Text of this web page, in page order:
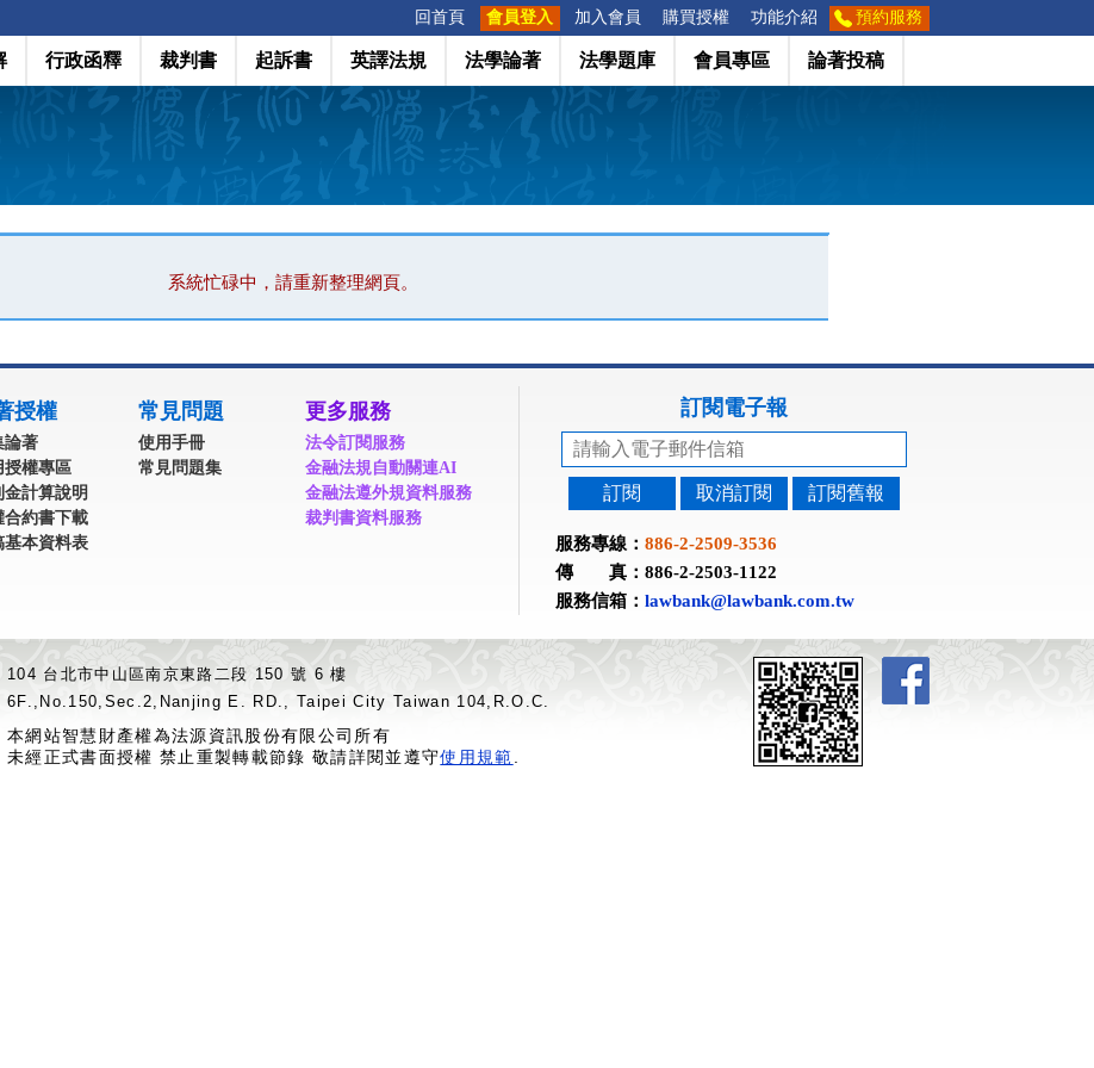
回首頁 會員登入 加入會員 購買授權 功能介紹 預約服務
行政函釋 裁判書 起訴書 英譯法規 法學論著 法學題庫 會員專區 論著投稿
系統忙碌中，請重新整理網頁。
授權
論著
授權專區
金計算說明
合約書下載
基本資料表
常見問題
使用手冊
常見問題集
更多服務
法令訂閱服務
金融法規自動關連AI
金融法遵外規資料服務
裁判書資料服務
訂閱電子報
訂閱 取消訂閱 訂閱舊報
服務專線： 886-2-2509-3536
傳 真：886-2-2503-1122
服務信箱： lawbank@lawbank.com.tw
104 台北市中山區南京東路二段 150 號 6 樓
6F.,No.150,Sec.2,Nanjing E. RD., Taipei City Taiwan 104,R.O.C.
本網站智慧財產權為法源資訊股份有限公司所有
未經正式書面授權 禁止重製轉載節錄 敬請詳閱並遵守使用規範